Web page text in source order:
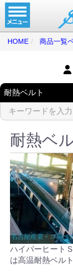
ホーム
コンベアベルト
メカファースト
現地エンドレス
取扱商品一覧
コンベアベルト
会社案内
無料お見積り
HOME 商品一覧
耐熱ベ
ハイパーヒート
は高温耐熱ベル